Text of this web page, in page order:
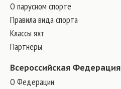
О парусном спорте
Правила вида спорта
Классы яхт
Партнеры
Всероссийская Федерация
О Федерации